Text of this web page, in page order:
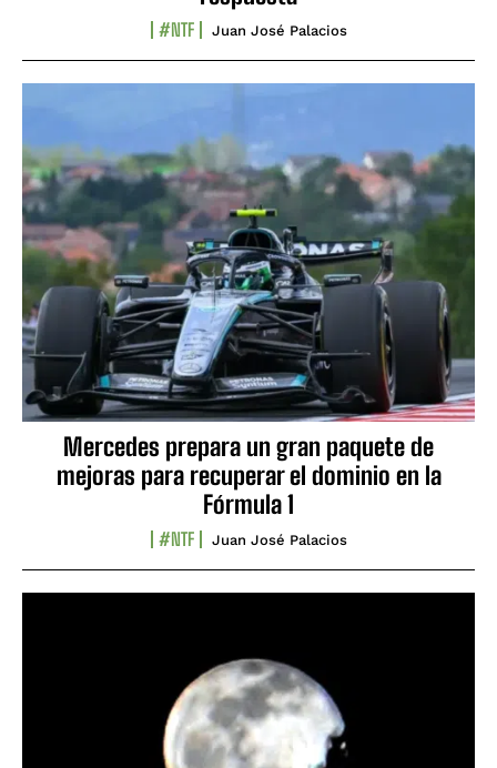
#NTF Juan José Palacios
Mercedes prepara un gran paquete de
mejoras para recuperar el dominio en la
Fórmula 1
#NTF Juan José Palacios